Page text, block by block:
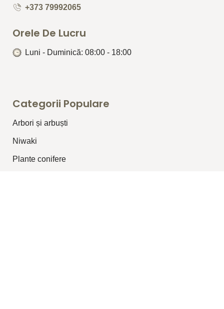
+373 79992065
Orele De Lucru
Luni - Duminică: 08:00 - 18:00
Categorii Populare
Arbori și arbuști
⁠Niwaki
Plante conifere